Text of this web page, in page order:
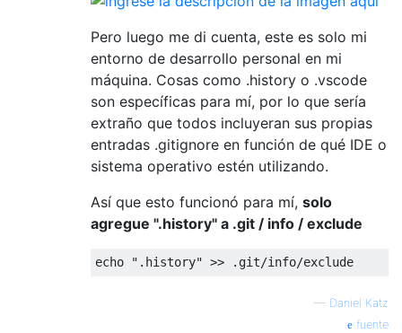
Pero luego me di cuenta, este es solo mi
entorno de desarrollo personal en mi
máquina. Cosas como .history o .vscode
son específicas para mí, por lo que sería
extraño que todos incluyeran sus propias
entradas .gitignore en función de qué IDE o
sistema operativo estén utilizando.
Así que esto funcionó para mí, solo
agregue ".history" a .git / info / exclude
— Daniel Katz
fuente